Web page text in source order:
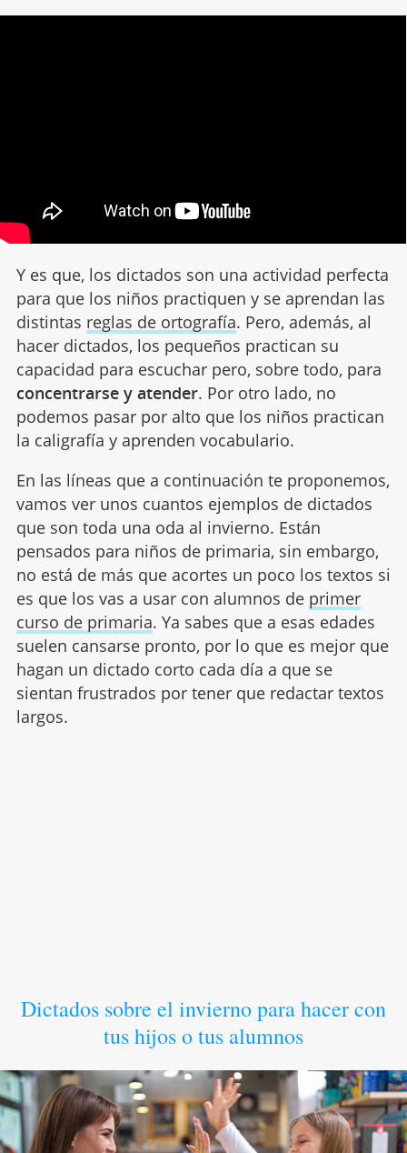
Y es que, los dictados son una actividad perfecta
para que los niños practiquen y se aprendan las
distintas reglas de ortografía. Pero, además, al
hacer dictados, los pequeños practican su
capacidad para escuchar pero, sobre todo, para
concentrarse y atender. Por otro lado, no
podemos pasar por alto que los niños practican
la caligrafía y aprenden vocabulario.
En las líneas que a continuación te proponemos,
vamos ver unos cuantos ejemplos de dictados
que son toda una oda al invierno. Están
pensados para niños de primaria, sin embargo,
no está de más que acortes un poco los textos si
es que los vas a usar con alumnos de primer
curso de primaria. Ya sabes que a esas edades
suelen cansarse pronto, por lo que es mejor que
hagan un dictado corto cada día a que se
sientan frustrados por tener que redactar textos
largos.
Dictados sobre el invierno para hacer con
tus hijos o tus alumnos